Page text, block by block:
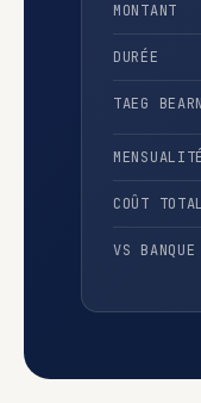
MONTANT
DURÉE
TAEG
MENSUALITÉ
COÛT TOTAL
VS